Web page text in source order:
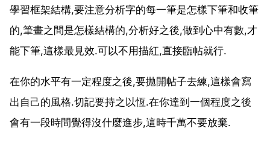
學習框架結構,要注意分析字的每一筆是怎樣下筆和收筆
的,筆畫之間是怎樣結構的,分析好之後,做到心中有數,才
能下筆,這樣最見效.可以不用描紅,直接臨帖就行.
在你的水平有一定程度之後,要拋開帖子去練,這樣會寫
出自己的風格.切記要持之以恆.在你達到一個程度之後
會有一段時間覺得沒什麼進步,這時千萬不要放棄.